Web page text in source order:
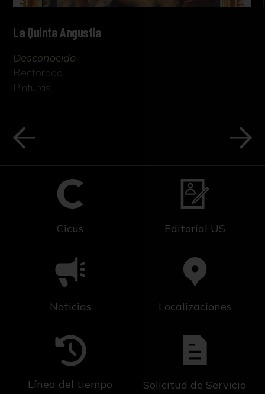
La Quinta Angustia
Desconocido
Rectorado
Pinturas
Cicus Editorial US
Noticias Localizaciones
Línea del tiempo Solicitud de Servicio